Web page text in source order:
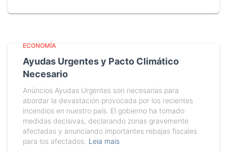
ECONOMÍA
Ayudas Urgentes y Pacto Climático
Necesario
Anúncios Ayudas Urgentes son necesarias para
abordar la devastación provocada por los recientes
incendios en nuestro país. El gobierno ha tomado
medidas decisivas, declarando zonas gravemente
afectadas y anunciando importantes rebajas fiscales
para los afectados. Leia mais